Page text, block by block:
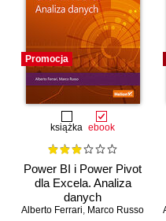
Promocja
książka ebook
Power BI i Power Pivot
dla Excela. Analiza
danych
Alberto Ferrari, Marco Russo